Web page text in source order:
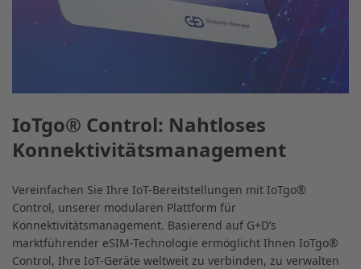
IoTgo® Control: Nahtloses
Konnektivitätsmanagement
Vereinfachen Sie Ihre IoT-Bereitstellungen mit IoTgo®
Control, unserer modularen Plattform für
Konnektivitätsmanagement. Basierend auf G+D’s
marktführender eSIM-Technologie ermöglicht Ihnen IoTgo®
Control, Ihre IoT-Geräte weltweit zu verbinden, zu verwalten